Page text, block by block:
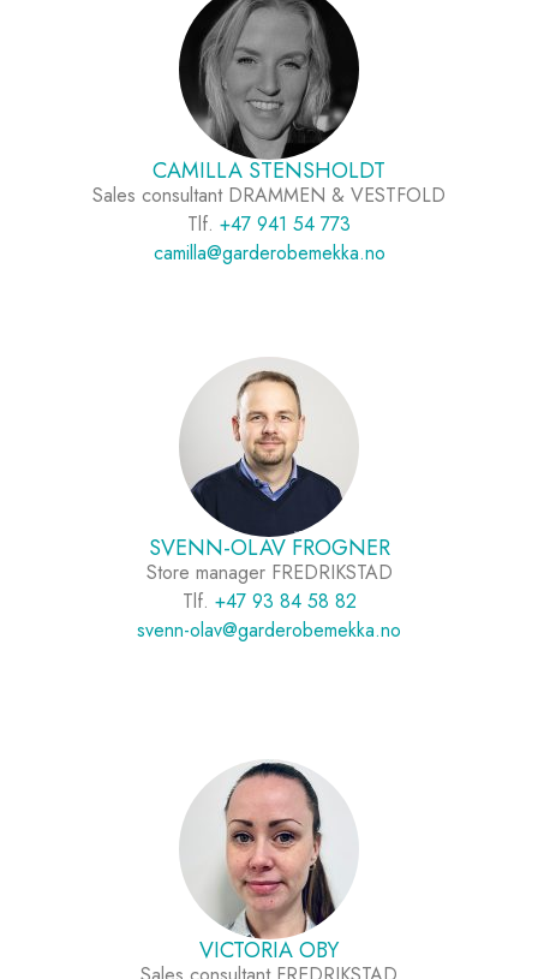
CAMILLA STENSHOLDT
Sales consultant DRAMMEN & VESTFOLD
Tlf. +47 941 54 773
camilla@garderobemekka.no
SVENN-OLAV FROGNER
Store manager FREDRIKSTAD
Tlf. +47 93 84 58 82
svenn-olav@garderobemekka.no
VICTORIA OBY